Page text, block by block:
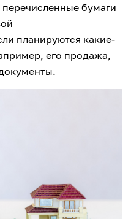
бумаги
планируются какие-
его продажа,